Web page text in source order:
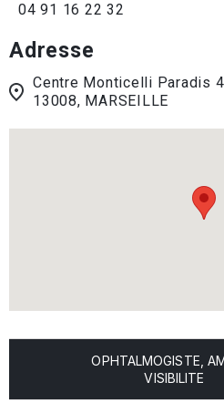
04 91 16 22 32
Adresse
Centre Monticelli Paradis
13008, MARSEILLE
OPHTALMOGISTE,
VISIBILITE